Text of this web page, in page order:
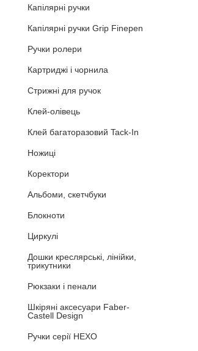
Капілярні ручки
Капілярні ручки Grip Finepen
Ручки ролери
Картриджі і чорнила
Стрижні для ручок
Клей-олівець
Клей багаторазовий Tack-In
Ножиці
Коректори
Альбоми, скетчбуки
Блокноти
Циркулі
Дошки креслярські, лінійки,
трикутники
Рюкзаки і пенали
Шкіряні аксесуари Faber-
Castell Design
Ручки серії HEXO